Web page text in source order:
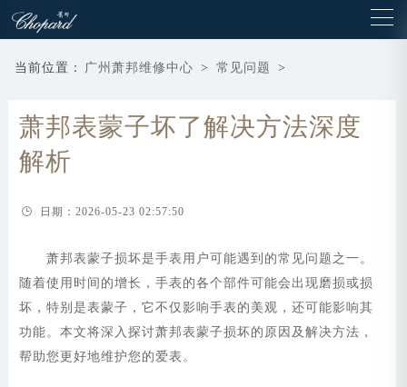
当前位置： 广州萧邦维修中心 > 常见问题 >
萧邦表蒙子坏了解决方法深度
解析
日期：2026-05-23 02:57:50
萧邦表蒙子损坏是手表用户可能遇到的常见问题之一。
随着使用时间的增长，手表的各个部件可能会出现磨损或损
坏，特别是表蒙子，它不仅影响手表的美观，还可能影响其
功能。本文将深入探讨萧邦表蒙子损坏的原因及解决方法，
帮助您更好地维护您的爱表。